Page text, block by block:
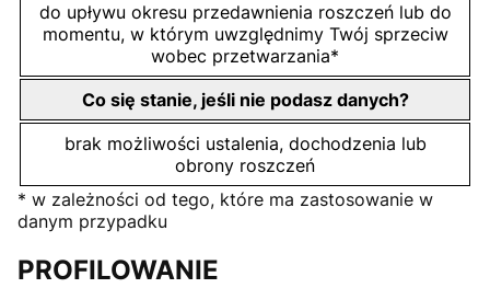
do upływu okresu przedawnienia roszczeń lub do
momentu, w którym uwzględnimy Twój sprzeciw
wobec przetwarzania*
Co się stanie, jeśli nie podasz danych?
brak możliwości ustalenia, dochodzenia lub
obrony roszczeń
* w zależności od tego, które ma zastosowanie w
danym przypadku
PROFILOWANIE